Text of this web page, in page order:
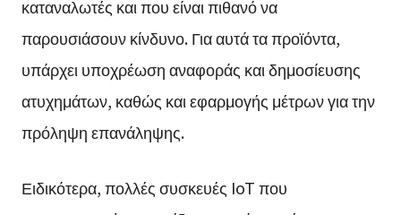
καταναλωτές και που είναι πιθανό να
παρουσιάσουν κίνδυνο. Για αυτά τα προϊόντα,
υπάρχει υποχρέωση αναφοράς και δημοσίευσης
ατυχημάτων, καθώς και εφαρμογής μέτρων για την
πρόληψη επανάληψης.
Ειδικότερα, πολλές συσκευές IoT που